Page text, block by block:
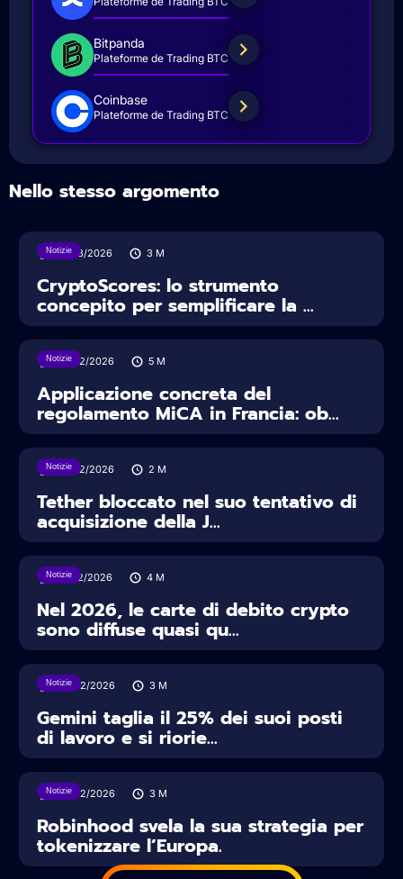
Bitpanda
Plateforme de Trading BTC
Coinbase
Plateforme de Trading BTC
Nello stesso argomento
Notizie
19/03/2026 3 M
CryptoScores: lo strumento
concepito per semplificare la ...
Notizie
27/02/2026 5 M
Applicazione concreta del
regolamento MiCA in Francia: ob...
Notizie
25/02/2026 2 M
Tether bloccato nel suo tentativo di
acquisizione della J...
Notizie
12/02/2026 4 M
Nel 2026, le carte di debito crypto
sono diffuse quasi qu...
Notizie
09/02/2026 3 M
Gemini taglia il 25% dei suoi posti
di lavoro e si riorie...
Notizie
06/02/2026 3 M
Robinhood svela la sua strategia per
tokenizzare l’Europa.